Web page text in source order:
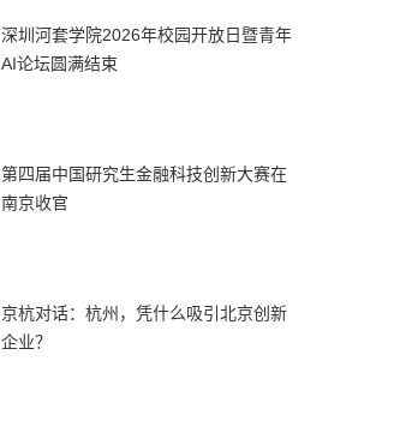
深圳河套学院2026年校园开放日暨青年
AI论坛圆满结束
第四届中国研究生金融科技创新大赛在
南京收官
京杭对话：杭州，凭什么吸引北京创新
企业？